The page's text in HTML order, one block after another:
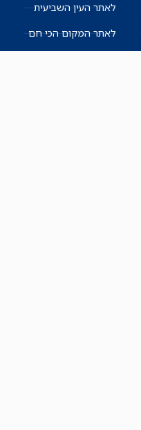
לאתר העין השביעית
לאתר המקום הכי חם